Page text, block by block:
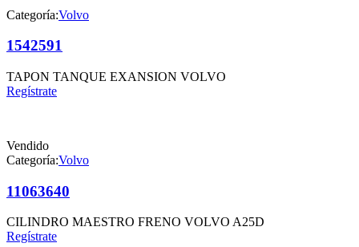
Categoría:Volvo
1542591
TAPON TANQUE EXANSION VOLVO
Regístrate
Vendido
Categoría:Volvo
11063640
CILINDRO MAESTRO FRENO VOLVO A25D
Regístrate